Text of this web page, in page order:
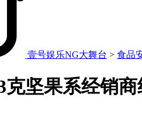
壹号娱乐NG大舞台 > 食品
克坚果系经销